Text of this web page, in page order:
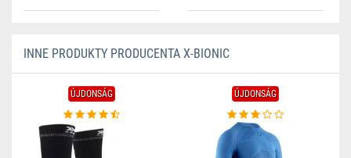
INNE PRODUKTY PRODUCENTA X-BIONIC
ÚJDONSÁG ÚJDONSÁG